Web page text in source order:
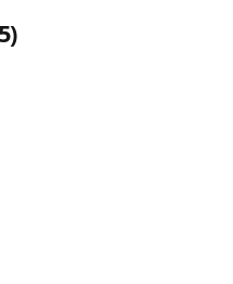
(PS5)